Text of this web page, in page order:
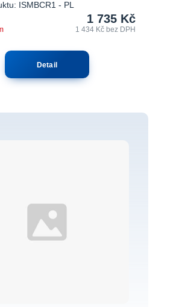
ISMBCR1 - PL
1 735 Kč
1 434 Kč bez DPH
Detail